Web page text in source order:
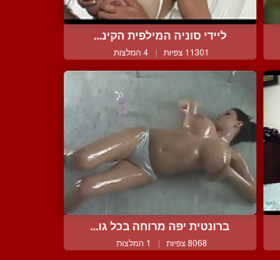
ליידי סוניה המילפית הקינ...
11301 צפיות | 4 המלצות
ברונטית יפה מרוחה בכל גו...
8068 צפיות | 1 המלצות